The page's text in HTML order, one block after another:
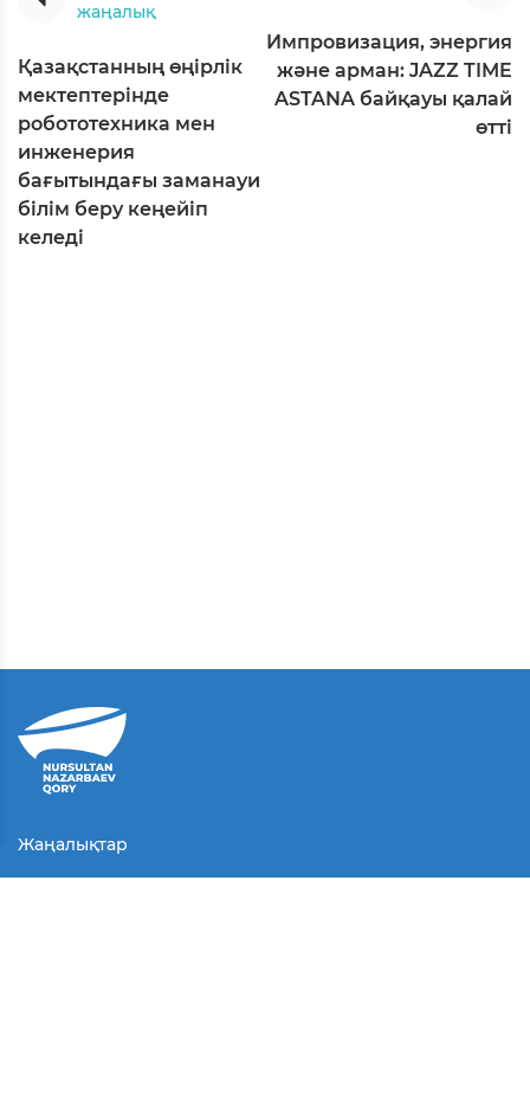
жаңалық
Қазақстанның өңірлік
мектептерінде
робототехника мен
инженерия
бағытындағы заманауи
білім беру кеңейіп
келеді
Импровизация, энергия
және арман: JAZZ TIME
ASTANA байқауы қалай
өтті
Жаңалықтар